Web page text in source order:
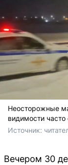
Неосторожные
видимости
Источник:
Вечером 30